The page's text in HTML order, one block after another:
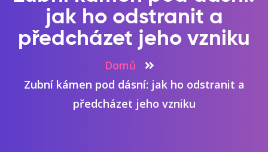
jak ho odstranit a
předcházet jeho vzniku
Domů
Zubní kámen pod dásní: jak ho odstranit a
předcházet jeho vzniku